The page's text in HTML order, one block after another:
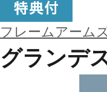
フレームアーム
グランデ